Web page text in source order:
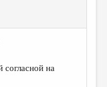
согласной на